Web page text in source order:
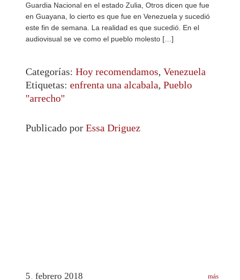
Guardia Nacional en el estado Zulia, Otros dicen que fue
en Guayana, lo cierto es que fue en Venezuela y sucedió
este fin de semana. La realidad es que sucedió. En el
audiovisual se ve como el pueblo molesto […]
Categorías: Hoy recomendamos, Venezuela
Etiquetas: enfrenta una alcabala, Pueblo
"arrecho"
Publicado por Essa Driguez
5 febrero 2018 más